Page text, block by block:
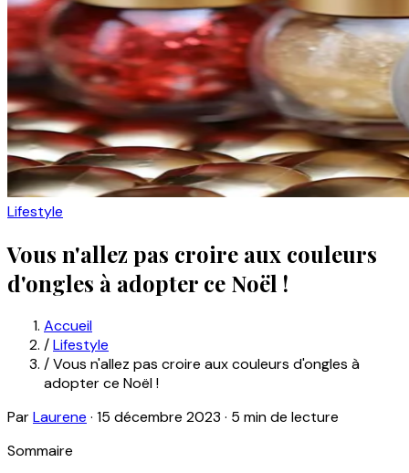
Lifestyle
Vous n'allez pas croire aux couleurs
d'ongles à adopter ce Noël !
Accueil
/Lifestyle
/Vous n'allez pas croire aux couleurs d'ongles à
adopter ce Noël !
ParLaurene · 15 décembre 2023 · 5 min de lecture
Sommaire